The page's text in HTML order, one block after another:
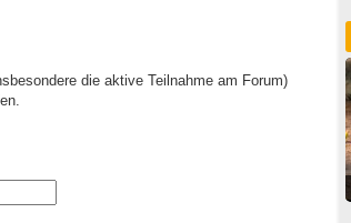
die aktive Teilnahme am Forum)